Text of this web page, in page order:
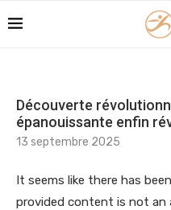
Découverte
épanouissante enfin
13 septembre 2025
It seems like there has
provided content is not an